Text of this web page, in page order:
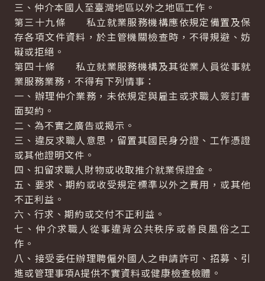
三、仲介本國人至臺灣地區以外之地區工作。
第三十九條 私立就業服務機構應依規定備置及保
存各項文件資料，於主管機關檢查時，不得規避、妨
礙或拒絕。
第四十條 私立就業服務機構及其從業人員從事就
業服務業務，不得有下列情事：
一、辦理仲介業務，未依規定與雇主或求職人簽訂書
面契約。
二、為不實之廣告或揭示。
三、違反求職人意思，留置其國民身分證、工作憑證
或其他證明文件。
四、扣留求職人財物或收取推介就業保證金。
五、要求、期約或收受規定標準以外之費用，或其他
不正利益。
六、行求、期約或交付不正利益。
七、仲介求職人從事違背公共秩序或善良風俗之工
作。
八、接受委任辦理聘僱外國人之申請許可、招募、引
進或管理事項A提供不實資料或健康檢查檢體。